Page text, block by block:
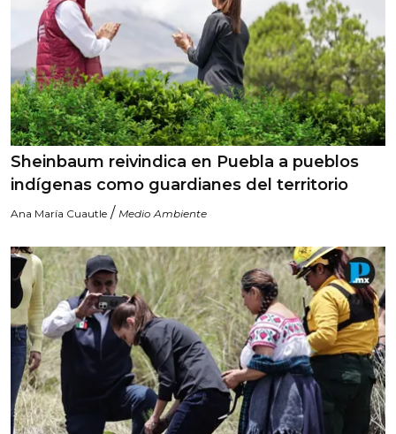
Sheinbaum reivindica en Puebla a pueblos
indígenas como guardianes del territorio
Ana María Cuautle / Medio Ambiente